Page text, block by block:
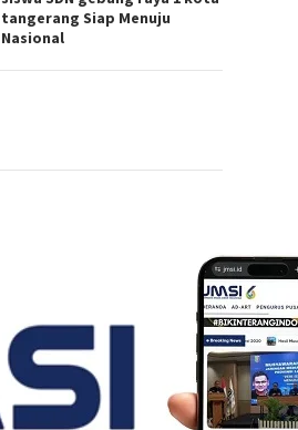
tangerang Siap Menuju
Nasional